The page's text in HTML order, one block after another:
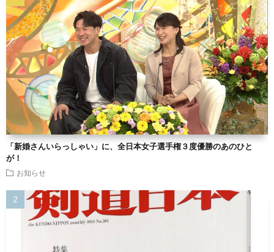
「新婚さんいらっしゃい」に、全日本女子選手権３度優勝のあのひと
が！
お知らせ